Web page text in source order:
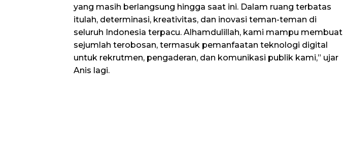
yang masih berlangsung hingga saat ini. Dalam ruang terbatas
itulah, determinasi, kreativitas, dan inovasi teman-teman di
seluruh Indonesia terpacu. Alhamdulillah, kami mampu membuat
sejumlah terobosan, termasuk pemanfaatan teknologi digital
untuk rekrutmen, pengaderan, dan komunikasi publik kami,” ujar
Anis lagi.